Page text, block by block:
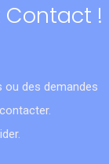
Contact !
des demandes